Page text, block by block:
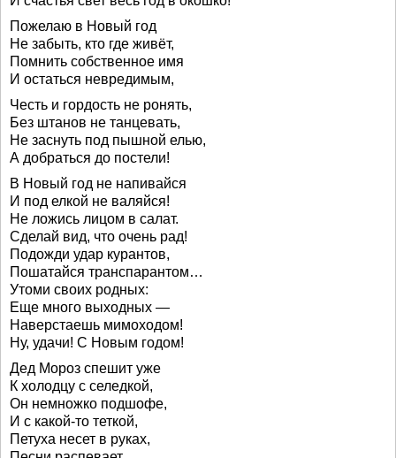
Пожелаю в Новый год
Не забыть, кто где живёт,
Помнить собственное имя
И остаться невредимым,
Честь и гордость не ронять,
Без штанов не танцевать,
Не заснуть под пышной елью,
А добраться до постели!
В Новый год не напивайся
И под елкой не валяйся!
Не ложись лицом в салат.
Сделай вид, что очень рад!
Подожди удар курантов,
Пошатайся транспарантом…
Утоми своих родных:
Еще много выходных —
Наверстаешь мимоходом!
Ну, удачи! С Новым годом!
Дед Мороз спешит уже
К холодцу с селедкой,
Он немножко подшофе,
И с какой-то теткой,
Петуха несет в руках,